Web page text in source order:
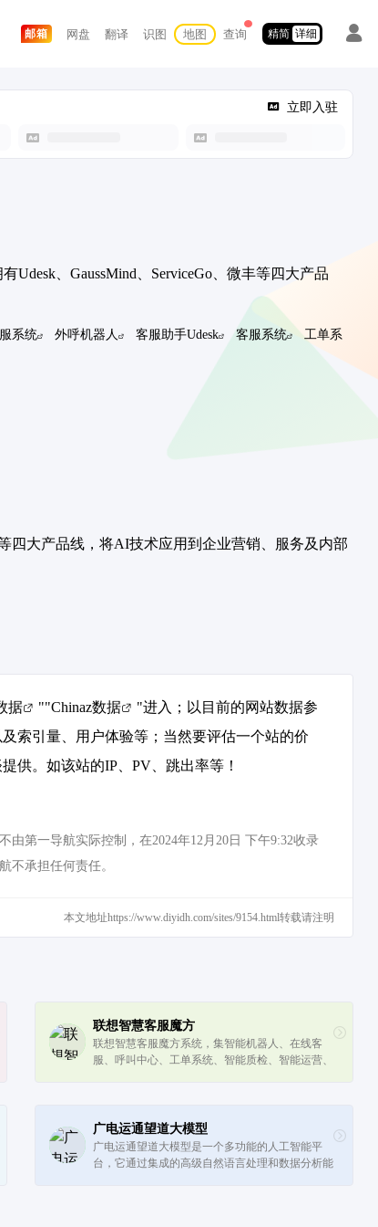
邮箱 网盘 翻译 识图 地图 查询 精简 详细
立即入驻
、GaussMind、ServiceGo、微丰等四大产品
系统 外呼机器人 客服助手Udesk 客服系统
工单系
四大产品线，将AI技术应用到企业营销、服务及内部
据 ""Chinaz数据
"进入；以目前的网站数据参
索引量、用户体验等；当然要评估一个站的价
供。如该站的IP、PV、跳出率等！
第一导航实际控制，在2024年12月20日 下午9:32收录
不承担任何责任。
本文地址https://www.diyidh.com/sites/9154.html转载请注明
联想智慧客服魔方
联想智慧客服魔方系统，集智能机器人、在线客
服、呼叫中心、工单系统、智能质检、智能运营、
广电运通望道大模型
广电运通望道大模型是一个多功能的人工智能平
台，它通过集成的高级自然语言处理和数据分析能